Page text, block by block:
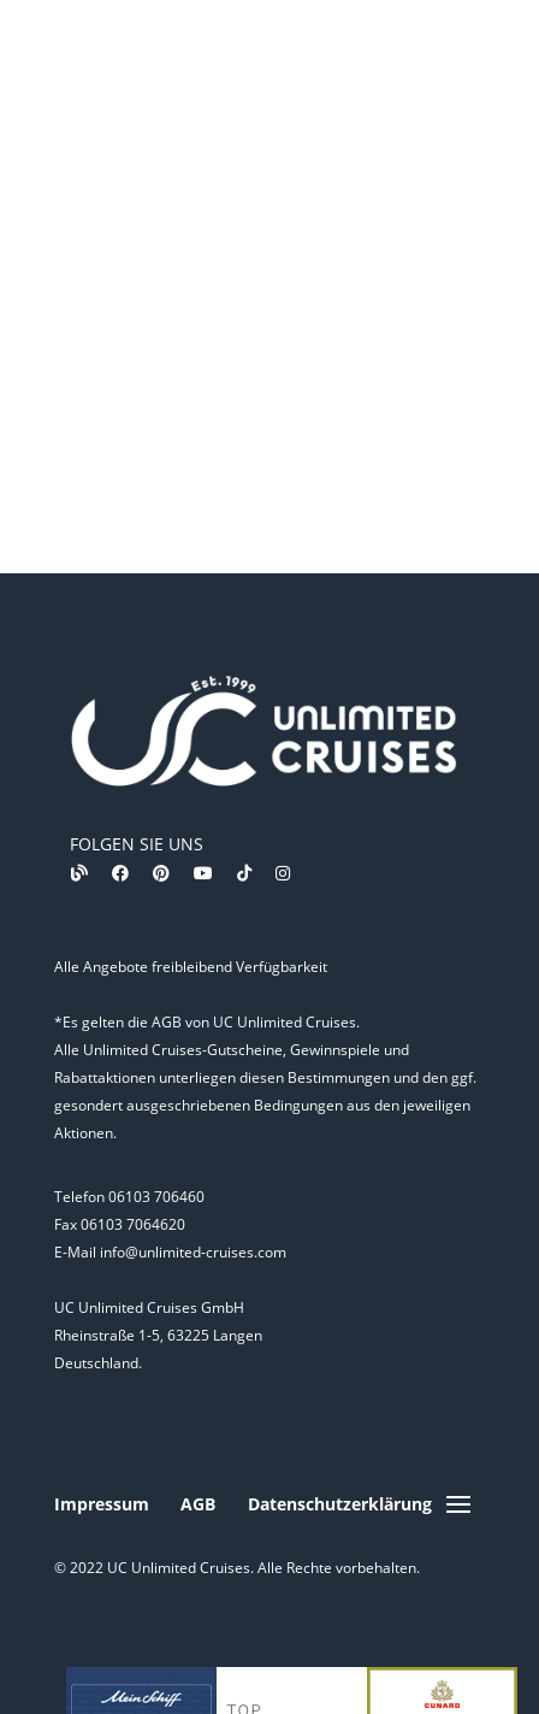
FOLGEN SIE UNS
Alle Angebote freibleibend Verfügbarkeit
*Es gelten die AGB von UC Unlimited Cruises.
Alle Unlimited Cruises-Gutscheine, Gewinnspiele und
Rabattaktionen unterliegen diesen Bestimmungen und den ggf.
gesondert ausgeschriebenen Bedingungen aus den jeweiligen
Aktionen.
Telefon 06103 706460
Fax 06103 7064620
E-Mail info@unlimited-cruises.com
UC Unlimited Cruises GmbH
Rheinstraße 1-5, 63225 Langen
Deutschland.
Impressum AGB Datenschutzerklärung
© 2022 UC Unlimited Cruises. Alle Rechte vorbehalten.